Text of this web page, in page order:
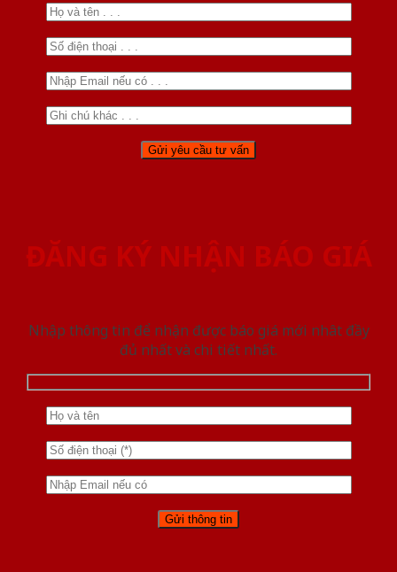
ĐĂNG KÝ NHẬN BÁO GIÁ
Nhập thông tin để nhận được báo giá mới nhât đầy
đủ nhất và chi tiết nhất.